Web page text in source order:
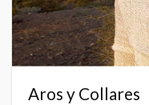
Aros y Collares